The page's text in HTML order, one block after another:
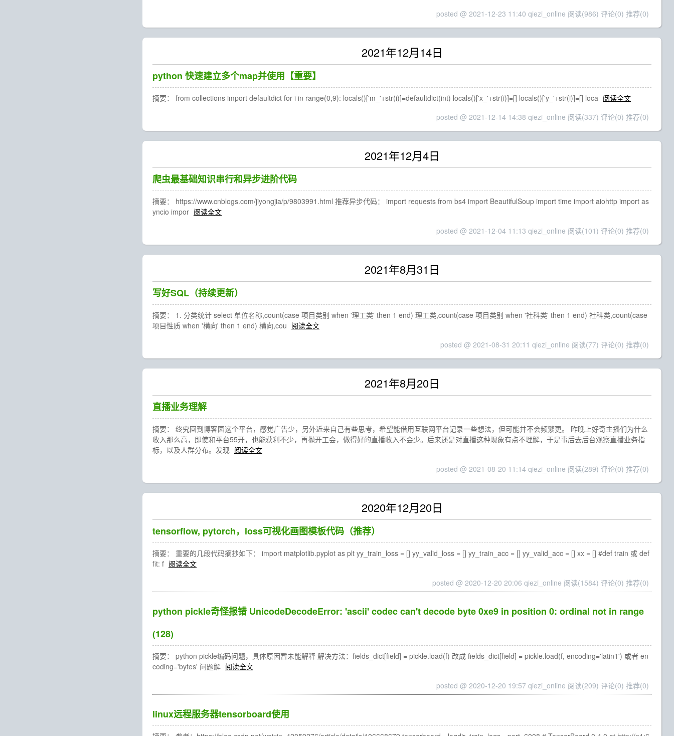
posted @ 2021-12-23 11:40 qiezi_online 阅读(986) 评论(0) 推荐(0)
2021年12月14日
python 快速建立多个map并使用【重要】
摘要： from collections import defaultdict for i in range(0,9): locals()['m_'+str(i)]=defaultdict(int) locals()['x_'+str(i)]=[] locals()['y_'+str(i)]=[] loca 阅读全文
posted @ 2021-12-14 14:38 qiezi_online 阅读(337) 评论(0) 推荐(0)
2021年12月4日
爬虫最基础知识串行和异步进阶代码
摘要： https://www.cnblogs.com/jiyongjia/p/9803991.html 推荐异步代码： import requests from bs4 import BeautifulSoup import time import aiohttp import as
yncio impor 阅读全文
posted @ 2021-12-04 11:13 qiezi_online 阅读(101) 评论(0) 推荐(0)
2021年8月31日
写好SQL（持续更新）
摘要： 1. 分类统计 select 单位名称,count(case 项目类别 when '理工类' then 1 end) 理工类,count(case 项目类别 when '社科类' then 1 end) 社科类,count(case
项目性质 when '横向' then 1 end) 横向,cou 阅读全文
posted @ 2021-08-31 20:11 qiezi_online 阅读(77) 评论(0) 推荐(0)
2021年8月20日
直播业务理解
摘要： 终究回到博客园这个平台，感觉广告少，另外近来自己有些思考，希望能借用互联网平台记录一些想法，但可能并不会频繁更。 昨晚上好奇主播们为什么
收入那么高，即使和平台55开，也能获利不少，再抛开工会，做得好的直播收入不会少。后来还是对直播这种现象有点不理解，于是事后去后台观察直播业务指
标，以及人群分布。发现 阅读全文
posted @ 2021-08-20 11:14 qiezi_online 阅读(289) 评论(0) 推荐(0)
2020年12月20日
tensorflow, pytorch，loss可视化画图模板代码（推荐）
摘要： 重要的几段代码摘抄如下： import matplotlib.pyplot as plt yy_train_loss = [] yy_valid_loss = [] yy_train_acc = [] yy_valid_acc = [] xx = [] #def train 或 def
fit: f 阅读全文
posted @ 2020-12-20 20:06 qiezi_online 阅读(1584) 评论(0) 推荐(0)
python pickle奇怪报错 UnicodeDecodeError: 'ascii' codec can't decode byte 0xe9 in position 0: ordinal not in range
(128)
摘要： python pickle编码问题，具体原因暂未能解释 解决方法：fields_dict[field] = pickle.load(f) 改成 fields_dict[field] = pickle.load(f, encoding='latin1') 或者 en
coding='bytes' 问题解 阅读全文
posted @ 2020-12-20 19:57 qiezi_online 阅读(209) 评论(0) 推荐(0)
linux远程服务器tensorboard使用